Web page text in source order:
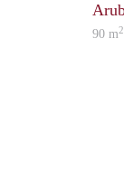
90 m2